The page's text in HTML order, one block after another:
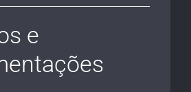
e